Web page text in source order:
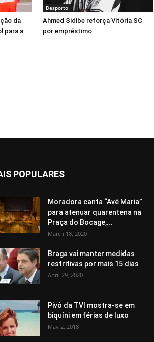
da
para a
Desporto
Ahmed Sidibe reforça Vitória SC
por empréstimo
POPULARES
Moradora canta “Avé Maria”
para atenuar quarentena na
Praça do Bocage,...
March 18, 2020
Braga vai manter medidas
restritivas por mais 15 dias
April 29, 2020
Pivô da TVI mostra-se em
biquíni em férias de luxo
May 2, 2018